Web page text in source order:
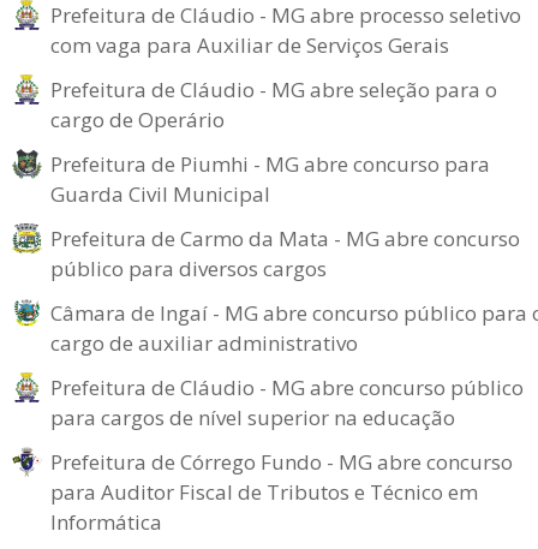
Prefeitura de Cláudio - MG abre processo seletivo
com vaga para Auxiliar de Serviços Gerais
Prefeitura de Cláudio - MG abre seleção para o
cargo de Operário
Prefeitura de Piumhi - MG abre concurso para
Guarda Civil Municipal
Prefeitura de Carmo da Mata - MG abre concurso
público para diversos cargos
Câmara de Ingaí - MG abre concurso público para
cargo de auxiliar administrativo
Prefeitura de Cláudio - MG abre concurso público
para cargos de nível superior na educação
Prefeitura de Córrego Fundo - MG abre concurso
para Auditor Fiscal de Tributos e Técnico em
Informática